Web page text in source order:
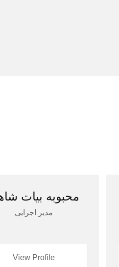
محبوبه بیات
مدیر اجرایی
View Profile